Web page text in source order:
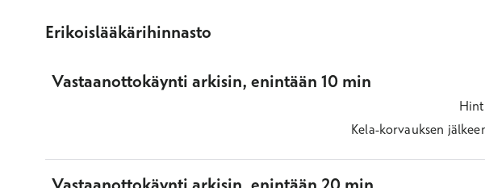
Erikoislääkärihinnasto
Vastaanottokäynti arkisin, enintään 10 min
Kela-korvauksen